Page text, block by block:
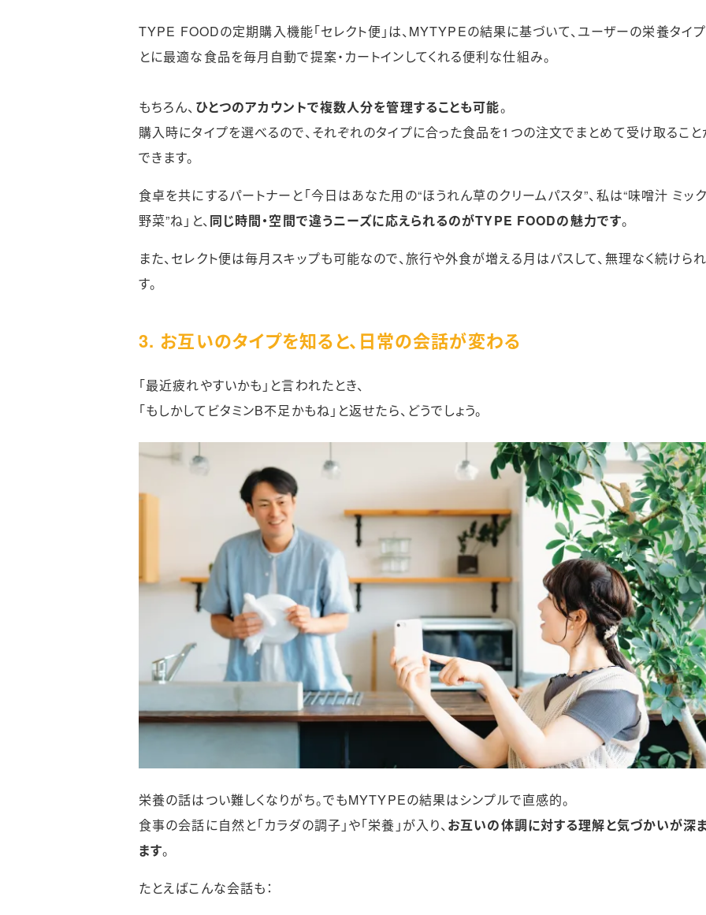
TYPE FOODの定期購入機能「セレクト便」は、MYTYPEの結果に基づいて、ユーザーの栄養タイ
とに最適な食品を毎月自動で提案・カートインしてくれる便利な仕組み。
もちろん、 ひとつのアカウントで複数人分を管理することも可能。
購入時にタイプを選べるので、それぞれのタイプに合った食品を1つの注文でまとめて受け取るこ
できます。
食卓を共にするパートナーと「今日はあなた用の“ほうれん草のクリームパスタ”、私は“味噌汁 ミッ
野菜”ね」と、 同じ時間・空間で違うニーズに応えられるのがTYPE FOODの魅力です。
また、セレクト便は毎月スキップも可能なので、旅行や外食が増える月はパスして、無理なく続けら
す。
3. お互いのタイプを知ると、日常の会話が変わる
「最近疲れやすいかも」と言われたとき、
「もしかしてビタミンB不足かもね」と返せたら、どうでしょう。
栄養の話はつい難しくなりがち。でもMYTYPEの結果はシンプルで直感的。
食事の会話に自然と「カラダの調子」や「栄養」が入り、 お互いの体調に対する理解と気づかいが深
ます。
たとえばこんな会話も：